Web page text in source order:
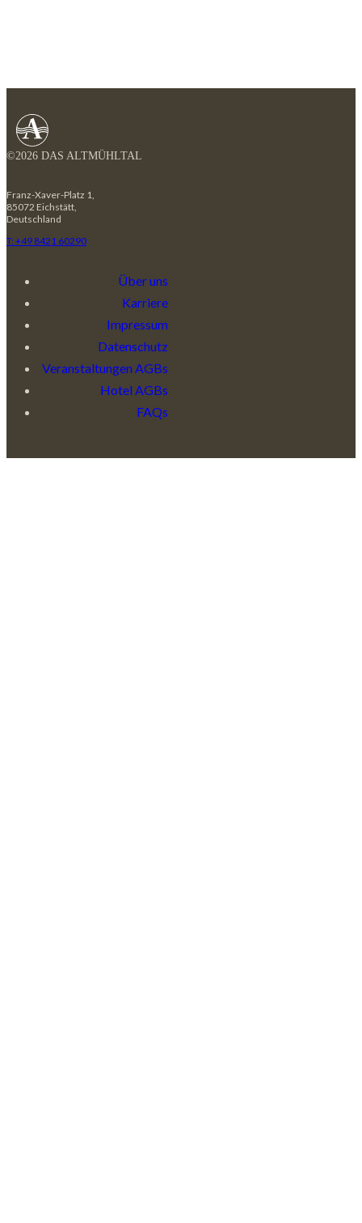
©2026 DAS ALTMÜHLTAL
Franz-Xaver-Platz 1,
85072 Eichstätt,
Deutschland
T: +49 8421 60290
Über uns
Karriere
Impressum
Datenschutz
Veranstaltungen AGBs
Hotel AGBs
FAQs